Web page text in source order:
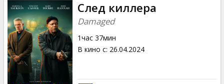
Подарки
Кинозакуски
B2B
След киллера
Damaged
1час 37мин
В кино с: 26.04.2024